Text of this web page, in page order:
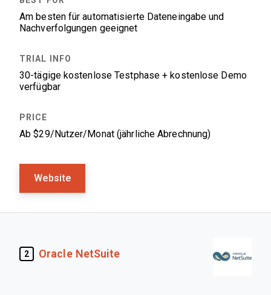
Am besten für automatisierte Dateneingabe und
Nachverfolgungen geeignet
30-tägige kostenlose Testphase + kostenlose Demo
verfügbar
Ab $29/Nutzer/Monat (jährliche Abrechnung)
Website
2 Oracle NetSuite